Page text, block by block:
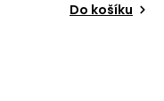
Do košíku